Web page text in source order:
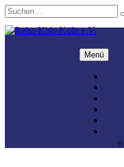
Suchen
nach:
Zum
Menü